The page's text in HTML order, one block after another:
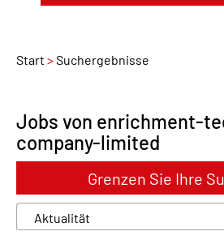
Start Suchergebnisse
Jobs von enrichment-
company-limited
Grenzen Sie Ihre